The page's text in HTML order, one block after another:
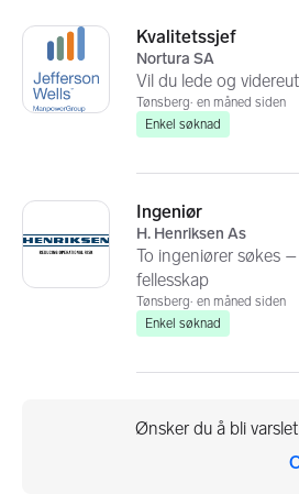
Kvalitetssjef
Nortura SA
Vil du lede og
Tønsberg en måned siden
Enkel søknad
Ingeniør
H. Henriksen As
To ingeniører søkes
fellesskap
Tønsberg en måned siden
Enkel søknad
Ønsker du å bli